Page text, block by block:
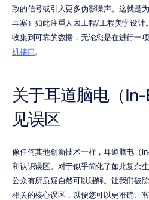
致的信号或引入更多伪影噪声。这就是
耳塞）如此注重人因工程/工程美学设计
收集到可靠的数据，无论您是在进行一
机接口。
关于耳道脑电（In-
见误区
像任何其他创新技术一样，耳道脑电（
和认识误区。对于似乎简化了如此复杂
公众有所质疑自然可以理解。让我们破
相关的核心误区，以便您可以更准确、